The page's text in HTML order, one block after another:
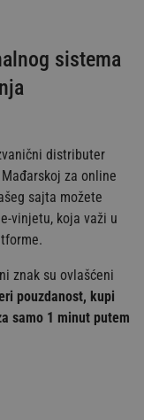
sistema
distributer
za online
sajta možete
vinjetu, koja važi u
znak su ovlašćeni
pouzdanost, kupi
samo 1 minut putem